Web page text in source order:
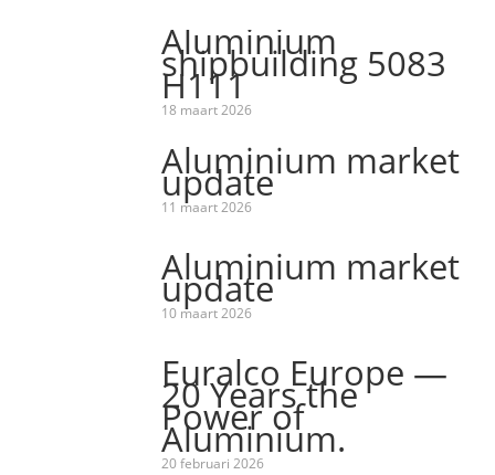
Aluminium
shipbuilding 5083
H111
18 maart 2026
Aluminium market
update
11 maart 2026
Aluminium market
update
10 maart 2026
Euralco Europe —
20 Years the
Power of
Aluminium.
20 februari 2026